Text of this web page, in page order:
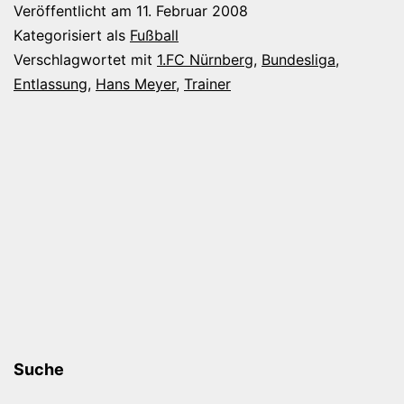
entlassen
Veröffentlicht am 11. Februar 2008
Kategorisiert als Fußball
Verschlagwortet mit 1.FC Nürnberg, Bundesliga,
Entlassung, Hans Meyer, Trainer
Suche